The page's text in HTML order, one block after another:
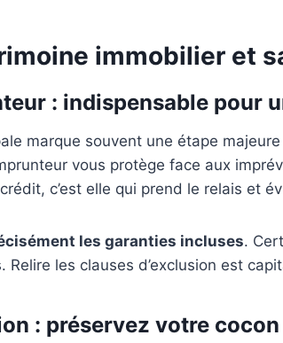
immobilier et
: indispensable pour
marque souvent une étape
vous protège face aux
c’est elle qui prend le relais et
les garanties incluses.
les clauses d’exclusion est
: préservez votre